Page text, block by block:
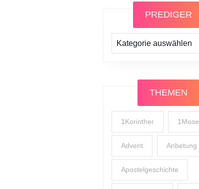
PREDIGER
Prediger
THEMEN
1Korinther 1Mose
Advent Anbetung
Apostelgeschichte